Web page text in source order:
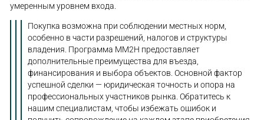
умеренным уровнем входа.
Покупка возможна при соблюдении местных норм,
особенно в части разрешений, налогов и структуры
владения. Программа MM2H предоставляет
дополнительные преимущества для въезда,
финансирования и выбора объектов. Основной фактор
успешной сделки — юридическая точность и опора на
профессиональных участников рынка. Обратитесь к
нашим специалистам, чтобы избежать ошибок и